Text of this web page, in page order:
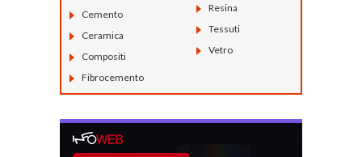
Cemento
Ceramica
Compositi
Fibrocemento
Resina
Tessuti
Vetro